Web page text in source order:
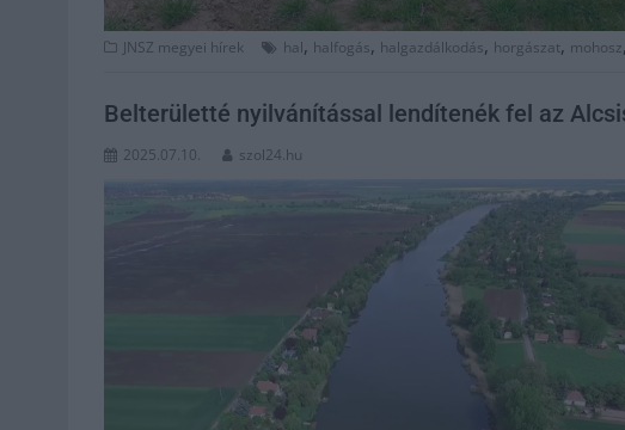
JNSZ megyei hírek hal, halfogás, halgazdálkodás, horgászat, mohosz,
Belterületté nyilvánítással lendítenék fel az
2025.07.10. szol24.hu